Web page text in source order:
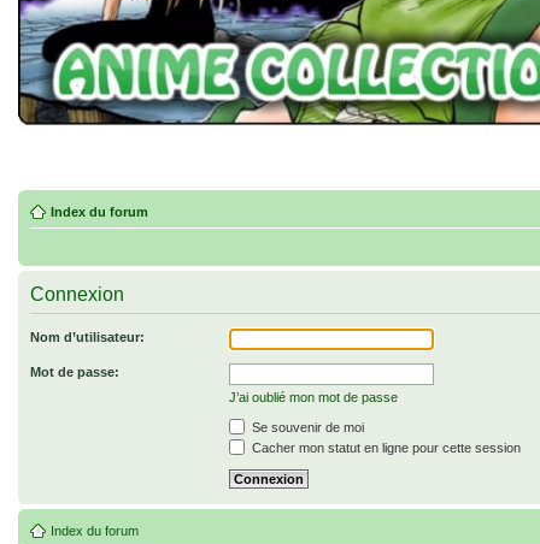
Index du forum
Connexion
Nom d’utilisateur:
Mot de passe:
J’ai oublié mon mot de passe
Se souvenir de moi
Cacher mon statut en ligne pour cette session
Index du forum